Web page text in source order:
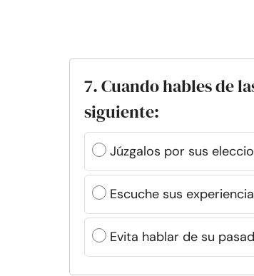
7. Cuando hables de
siguiente:
Júzgalos por sus
Escuche sus
Evita hablar de su